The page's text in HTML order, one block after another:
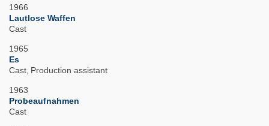
1966
Lautlose Waffen
Cast
1965
Es
Cast Production assistant
1963
Probeaufnahmen
Cast